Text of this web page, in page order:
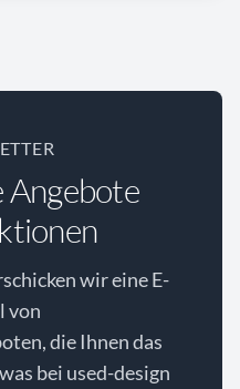
Angebote
wir eine E-
von
die Ihnen das
bei used-design